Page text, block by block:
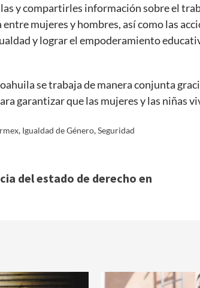
y compartirles información sobre el
mujeres y hombres, así como las
y lograr el empoderamiento
se trabaja de manera conjunta
garantizar que las mujeres y las niñas
, Igualdad de Género,Seguridad
del estado de derecho en